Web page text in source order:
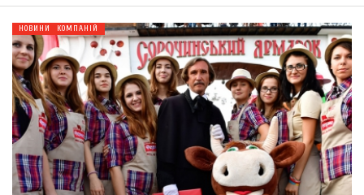
НОВИНИ КОМПАНІЙ